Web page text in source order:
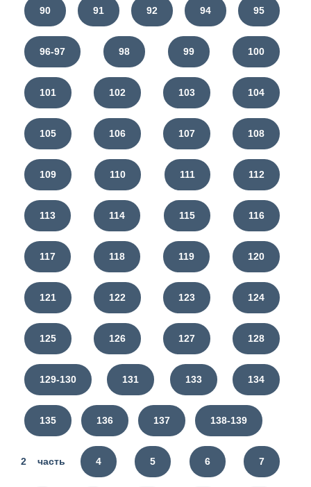
90 91 92 94 95
96-97 98 99 100
101 102 103 104
105 106 107 108
109 110 111 112
113 114 115 116
117 118 119 120
121 122 123 124
125 126 127 128
129-130 131 133 134
135 136 137 138-139
2 часть 4 5 6 7